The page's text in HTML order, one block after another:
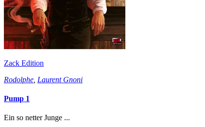
Zack Edition
Rodolphe Laurent Gnoni
Pump 1
Ein so netter Junge ...